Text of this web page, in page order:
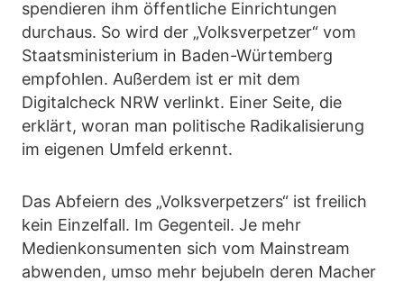
spendieren ihm öffentliche Einrichtungen
durchaus. So wird der „Volksverpetzer“ vom
Staatsministerium in Baden-Würtemberg
empfohlen. Außerdem ist er mit dem
Digitalcheck NRW verlinkt. Einer Seite, die
erklärt, woran man politische Radikalisierung
im eigenen Umfeld erkennt.
Das Abfeiern des „Volksverpetzers“ ist freilich
kein Einzelfall. Im Gegenteil. Je mehr
Medienkonsumenten sich vom Mainstream
abwenden, umso mehr bejubeln deren Macher